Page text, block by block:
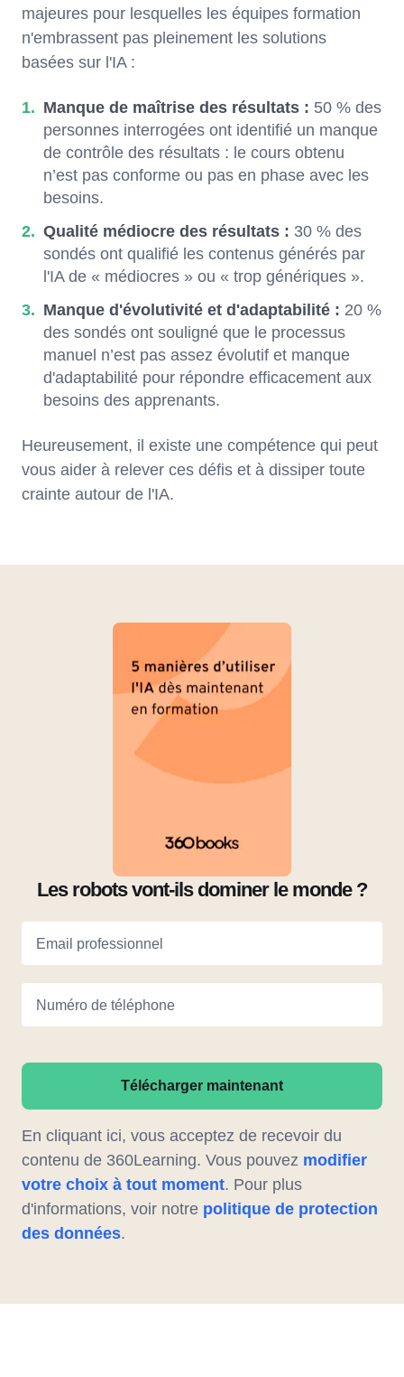
majeures pour lesquelles les équipes formation
n'embrassent pas pleinement les solutions
basées sur l'IA :
Manque de maîtrise des résultats : 50 % des
personnes interrogées ont identifié un manque
de contrôle des résultats : le cours obtenu
n’est pas conforme ou pas en phase avec les
besoins.
Qualité médiocre des résultats : 30 % des
sondés ont qualifié les contenus générés par
l'IA de « médiocres » ou « trop génériques ».
Manque d'évolutivité et d'adaptabilité : 20 %
des sondés ont souligné que le processus
manuel n’est pas assez évolutif et manque
d'adaptabilité pour répondre efficacement aux
besoins des apprenants.
Heureusement, il existe une compétence qui peut
vous aider à relever ces défis et à dissiper toute
crainte autour de l'IA.
Les robots vont-ils dominer le monde ?
Email professionnel
Numéro de téléphone
Télécharger maintenant
En cliquant ici, vous acceptez de recevoir du
contenu de 360Learning. Vous pouvez modifier
votre choix à tout moment. Pour plus
d'informations, voir notre politique de protection
des données.